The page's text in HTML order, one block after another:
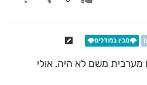
🌩️מבין במודלים🌩️
מערבית משם לא היה. אולי